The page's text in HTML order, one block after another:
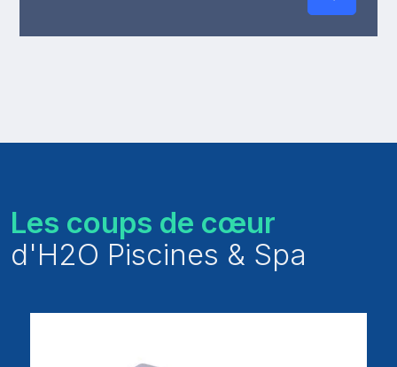
Les coups de cœur
d'H2O Piscines & Spa